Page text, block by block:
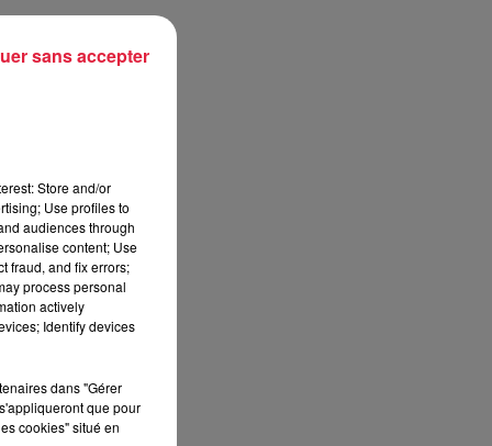
Store and/or
Use profiles to
audiences through
content; Use
fraud, and fix errors;
process personal
actively
Identify devices
dans "Gérer
que pour
cookies" situé en
sans accepter